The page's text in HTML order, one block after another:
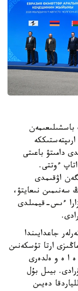
باسشىلىعىمەن
دامىتۋ باعىتى
ءوتتى.
اۋقىمدى
سەنىمىن نىعايتۋ،
ءىس-قيمىلدى
جاعدايىندا
ارتا تۇسكەنىن
2025 -جىلى ە ا ە و ەلدەرى
ميللياردتى قۇرادى. بيىل بۇل
%7,3- عا ءوسىپ، $102 ميللياردقا دەيىن